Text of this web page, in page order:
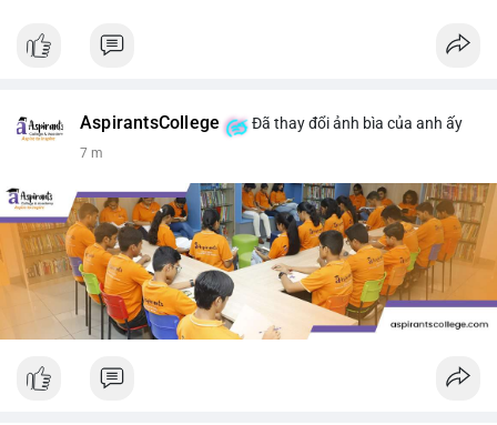
AspirantsCollege Đã thay đổi ảnh bìa của anh ấy
7 m